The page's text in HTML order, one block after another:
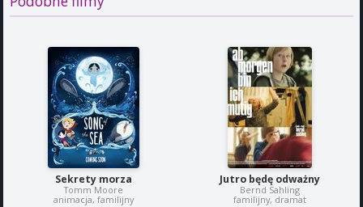
Sekrety morza
Tomm Moore
animacja, familijny
Jutro będę odważny
Bernd Sahling
familijny, dramat